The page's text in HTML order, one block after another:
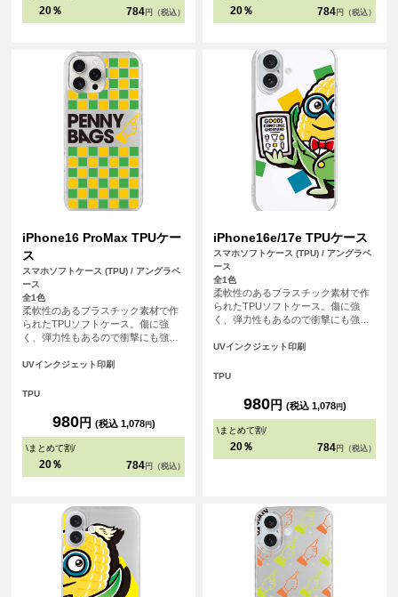
20％ 784 円（税込） 20％ 784 円（税込）
iPhone16 ProMax TPUケー
ス
スマホソフトケース (TPU) / アングラベ
ース
全1色
柔軟性のあるプラスチック素材で作
られたTPUソフトケース。傷に強
く、弾力性もあるので衝撃にも強
ます。
UVインクジェット印刷
TPU
980円 (税込 1,078円)
\まとめて割/
20％ 784 円（税込）
iPhone16e/17e TPUケース
スマホソフトケース (TPU) / アングラベ
ース
全1色
柔軟性のあるプラスチック素材で作
られたTPUソフトケース。傷に強
く、弾力性もあるので衝撃にも強
ます。
UVインクジェット印刷
TPU
980円 (税込 1,078円)
\まとめて割/
20％ 784 円（税込）